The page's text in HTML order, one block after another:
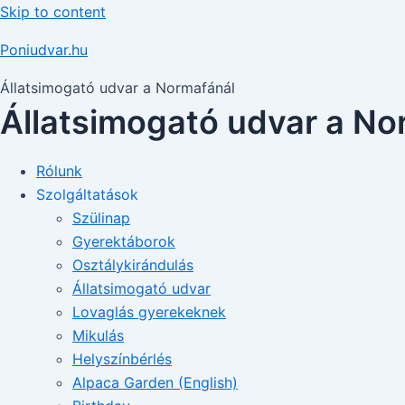
Skip to content
Poniudvar.hu
Állatsimogató udvar a Normafánál
Állatsimogató udvar a
Rólunk
Szolgáltatások
Szülinap
Gyerektáborok
Osztálykirándulás
Állatsimogató udvar
Lovaglás gyerekeknek
Mikulás
Helyszínbérlés
Alpaca Garden (English)